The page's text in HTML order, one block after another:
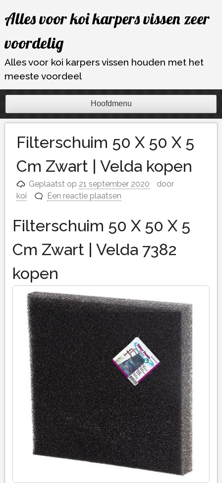
naar
inhoud
Alles voor koi karpers vissen zeer
voordelig
Alles voor koi karpers vissen houden met het
meeste voordeel
Hoofdmenu
Filterschuim 50 X 50 X 5
Cm Zwart | Velda kopen
Geplaatst op 21 september 2020
door
koi
Een reactie plaatsen
Filterschuim 50 X 50 X 5
Cm Zwart | Velda 7382
kopen